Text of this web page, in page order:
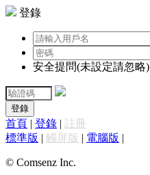
登錄
安全提問(未設定請忽略)
登錄
首頁 | 登錄 | 註冊
標準版 | 觸屏版 | 電腦版 |
© Comsenz Inc.